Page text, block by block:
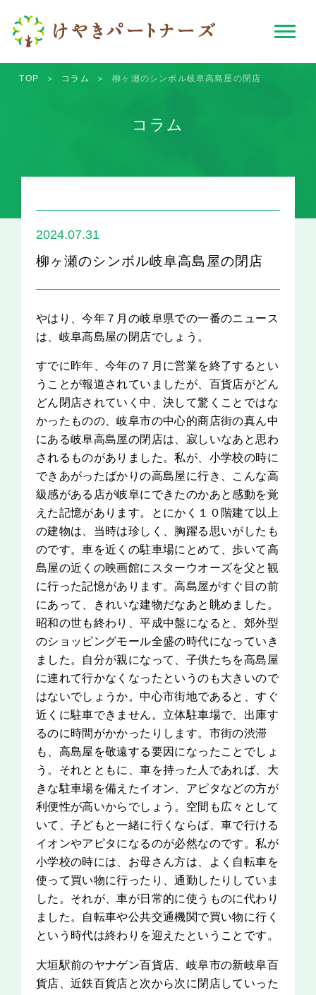
TOP ＞ コラム ＞ 柳ヶ瀬のシンボル岐阜高島屋の閉店
コラム
2024.07.31
柳ヶ瀬のシンボル岐阜高島屋の閉店
やはり、今年７月の岐阜県での一番のニュース
は、岐阜高島屋の閉店でしょう。
すでに昨年、今年の７月に営業を終了するとい
うことが報道されていましたが、百貨店がどん
どん閉店されていく中、決して驚くことではな
かったものの、岐阜市の中心的商店街の真ん中
にある岐阜高島屋の閉店は、寂しいなあと思わ
されるものがありました。私が、小学校の時に
できあがったばかりの高島屋に行き、こんな高
級感がある店が岐阜にできたのかあと感動を覚
えた記憶があります。とにかく１０階建て以上
の建物は、当時は珍しく、胸躍る思いがしたも
のです。車を近くの駐車場にとめて、歩いて高
島屋の近くの映画館にスターウオーズを父と観
に行った記憶があります。高島屋がすぐ目の前
にあって、きれいな建物だなあと眺めました。
昭和の世も終わり、平成中盤になると、郊外型
のショッピングモール全盛の時代になっていき
ました。自分が親になって、子供たちを高島屋
に連れて行かなくなったというのも大きいので
はないでしょうか。中心市街地であると、すぐ
近くに駐車できません。立体駐車場で、出庫す
るのに時間がかかったりします。市街の渋滞
も、高島屋を敬遠する要因になったことでしょ
う。それとともに、車を持った人であれば、大
きな駐車場を備えたイオン、アピタなどの方が
利便性が高いからでしょう。空間も広々として
いて、子どもと一緒に行くならば、車で行ける
イオンやアピタになるのが必然なのです。私が
小学校の時には、お母さん方は、よく自転車を
使って買い物に行ったり、通勤したりしていま
した。それが、車が日常的に使うものに代わり
ました。自転車や公共交通機関で買い物に行く
という時代は終わりを迎えたということです。
大垣駅前のヤナゲン百貨店、岐阜市の新岐阜百
貨店、近鉄百貨店と次から次に閉店していった